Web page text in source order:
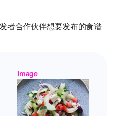
者合作伙伴想要发布的食谱